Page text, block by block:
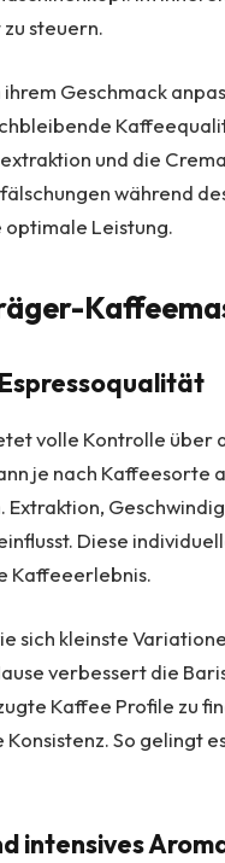
steuern.
Geschmack
und die
während
Leistung.
volle Kontrolle über
je nach Kaffeesorte
Extraktion,
Diese
Kaffeeerlebnis.
sich kleinste
verbessert die
Kaffee Profile zu
So gelingt
intensives